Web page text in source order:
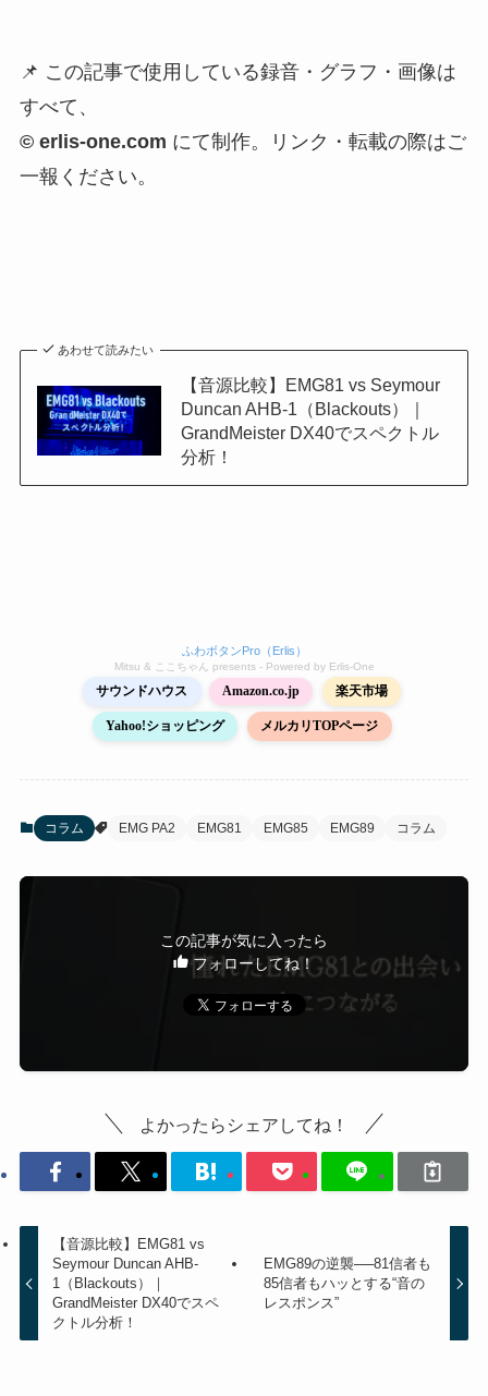
📌 この記事で使用している録音・グラフ・画像は
すべて、
© erlis-one.com にて制作。リンク・転載の際はご
一報ください。
あわせて読みたい
【音源比較】EMG81 vs Seymour
Duncan AHB-1（Blackouts）｜
GrandMeister DX40でスペクトル
分析！
ふわボタンPro（Erlis）
Mitsu & ここちゃん presents - Powered by Erlis‑One
サウンドハウス Amazon.co.jp 楽天市場
Yahoo!ショッピング メルカリTOPページ
コラム EMG PA2 EMG81 EMG85 EMG89 コラム
この記事が気に入ったら
フォローしてね！
よかったらシェアしてね！
【音源比較】EMG81 vs
Seymour Duncan AHB-
1（Blackouts）｜
GrandMeister DX40でスペ
クトル分析！
EMG89の逆襲──81信者も
85信者もハッとする“音の
レスポンス”